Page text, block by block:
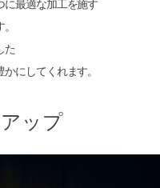
に最適な加工を施す
た
にしてくれます。
ップ